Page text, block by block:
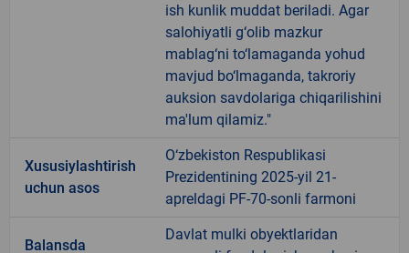
ish kunlik muddat beriladi. Agar
salohiyatli g‘olib mazkur
mablag‘ni to‘lamaganda yohud
mavjud bo‘lmaganda, takroriy
auksion savdolariga chiqarilishini
ma'lum qilamiz."
Xususiylashtirish
uchun asos
O‘zbekiston Respublikasi
Prezidentining 2025-yil 21-
apreldagi PF-70-sonli farmoni
Balansda
Davlat mulki obyektlaridan